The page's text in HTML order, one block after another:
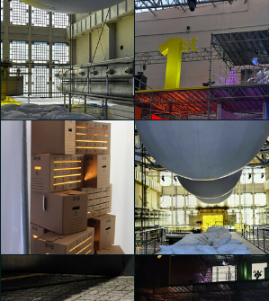
1st (First)
Stefano Bassi
1st (First)
Stefano Bassi
1st (First)
Paula Susana
Garzon
1st (First)
Paula Susana
Garzon